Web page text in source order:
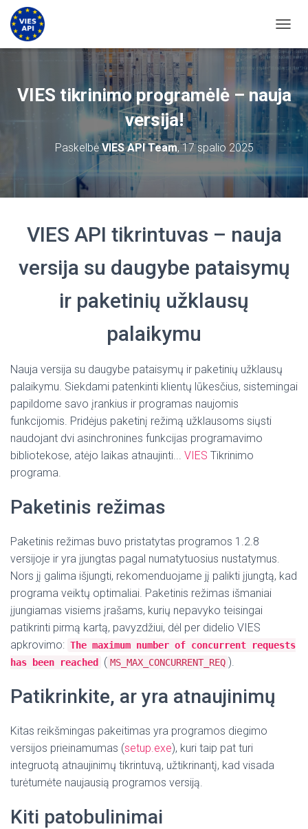
VIES tikrinimo programėlė – nauja
versija!
PaskelbėVIES API Team,17 spalio 2025
VIES API tikrintuvas – nauja
versija su daugybe pataisymų
ir paketinių užklausų
palaikymu
Nauja versija su daugybe pataisymų ir paketinių užklausų
palaikymu. Siekdami patenkinti klientų lūkesčius, sistemingai
papildome savo įrankius ir programas naujomis
funkcijomis. Pridėjus paketinį režimą užklausoms siųsti
naudojant dvi asinchronines funkcijas programavimo
bibliotekose, atėjo laikas atnaujinti... VIES Tikrinimo
programa.
Paketinis režimas
Paketinis režimas buvo pristatytas programos 1.2.8
versijoje ir yra įjungtas pagal numatytuosius nustatymus.
Nors jį galima išjungti, rekomenduojame jį palikti įjungtą, kad
programa veiktų optimaliai. Paketinis režimas išmaniai
įjungiamas visiems įrašams, kurių nepavyko teisingai
patikrinti pirmą kartą, pavyzdžiui, dėl per didelio VIES
apkrovimo: The maximum number of concurrent requests
has been reached
( MS_MAX_CONCURRENT_REQ ).
Patikrinkite, ar yra atnaujinimų
Kitas reikšmingas pakeitimas yra programos diegimo
versijos prieinamumas (setup.exe), kuri taip pat turi
integruotą atnaujinimų tikrintuvą, užtikrinantį, kad visada
turėtumėte naujausią programos versiją.
Kiti patobulinimai